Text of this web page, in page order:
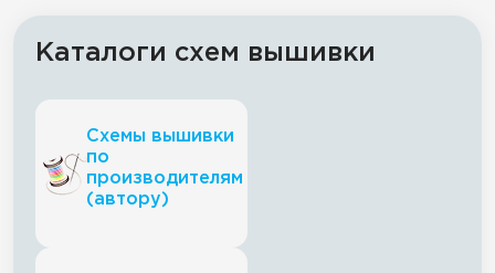
Каталоги схем вышивки
Схемы вышивки
по
производителям
(автору)